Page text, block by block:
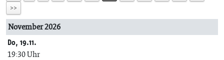
>>
November 2026
Do, 19.11.
19:30 Uhr